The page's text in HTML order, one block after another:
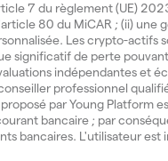
7 du règlement (UE)
80 du MiCAR ; (ii) une
Les crypto-actifs
significatif de perte
indépendantes et
professionnel
par Young Platform
bancaire ; par
bancaires. L'utilisateur est